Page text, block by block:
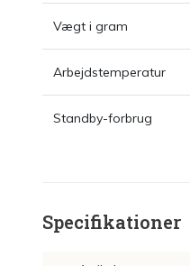
Vægt i gram
Arbejdstemperatur
Standby-forbrug
Specifikationer